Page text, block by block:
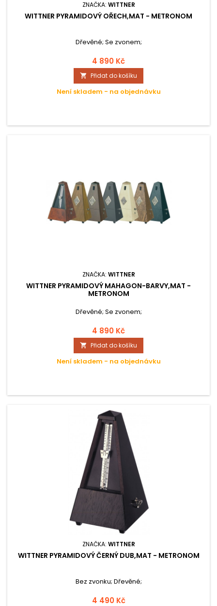
ZNAČKA: WITTNER
WITTNER PYRAMIDOVÝ OŘECH,MAT - METRONOM
Dřevěné; Se zvonem;
4 890 Kč
 Přidat do košíku
Není skladem - na objednávku
ZNAČKA: WITTNER
WITTNER PYRAMIDOVÝ MAHAGON-BARVY,MAT -
METRONOM
Dřevěné; Se zvonem;
4 890 Kč
 Přidat do košíku
Není skladem - na objednávku
ZNAČKA: WITTNER
WITTNER PYRAMIDOVÝ ČERNÝ DUB,MAT - METRONOM
Bez zvonku; Dřevěné;
4 490 Kč